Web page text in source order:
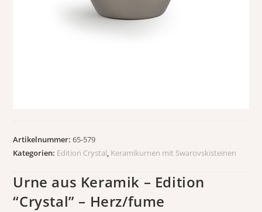
Artikelnummer:65-579
Kategorien: Edition Crystal, Keramikurnen mit Swarovskisteinen
Urne aus Keramik – Edition
“Crystal” – Herz/fume